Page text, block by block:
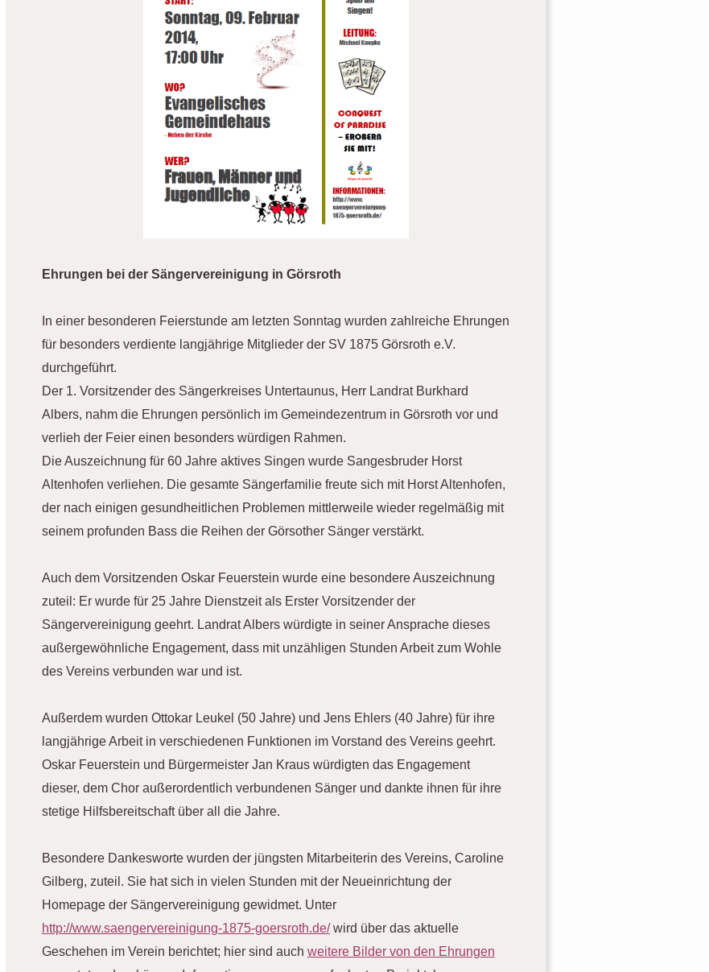
Ehrungen bei der Sängervereinigung in Görsroth
In einer besonderen Feierstunde am letzten Sonntag wurden zahlreiche Ehrungen
für besonders verdiente langjährige Mitglieder der SV 1875 Görsroth e.V.
durchgeführt.
Der 1. Vorsitzender des Sängerkreises Untertaunus, Herr Landrat Burkhard
Albers, nahm die Ehrungen persönlich im Gemeindezentrum in Görsroth vor und
verlieh der Feier einen besonders würdigen Rahmen.
Die Auszeichnung für 60 Jahre aktives Singen wurde Sangesbruder Horst
Altenhofen verliehen. Die gesamte Sängerfamilie freute sich mit Horst Altenhofen,
der nach einigen gesundheitlichen Problemen mittlerweile wieder regelmäßig mit
seinem profunden Bass die Reihen der Görsother Sänger verstärkt.
Auch dem Vorsitzenden Oskar Feuerstein wurde eine besondere Auszeichnung
zuteil: Er wurde für 25 Jahre Dienstzeit als Erster Vorsitzender der
Sängervereinigung geehrt. Landrat Albers würdigte in seiner Ansprache dieses
außergewöhnliche Engagement, dass mit unzähligen Stunden Arbeit zum Wohle
des Vereins verbunden war und ist.
Außerdem wurden Ottokar Leukel (50 Jahre) und Jens Ehlers (40 Jahre) für ihre
langjährige Arbeit in verschiedenen Funktionen im Vorstand des Vereins geehrt.
Oskar Feuerstein und Bürgermeister Jan Kraus würdigten das Engagement
dieser, dem Chor außerordentlich verbundenen Sänger und dankte ihnen für ihre
stetige Hilfsbereitschaft über all die Jahre.
Besondere Dankesworte wurden der jüngsten Mitarbeiterin des Vereins, Caroline
Gilberg, zuteil. Sie hat sich in vielen Stunden mit der Neueinrichtung der
Homepage der Sängervereinigung gewidmet. Unter
http://www.saengervereinigung-1875-goersroth.de/wird über das aktuelle
Geschehen im Verein berichtet; hier sind auch weitere Bilder von den Ehrungen